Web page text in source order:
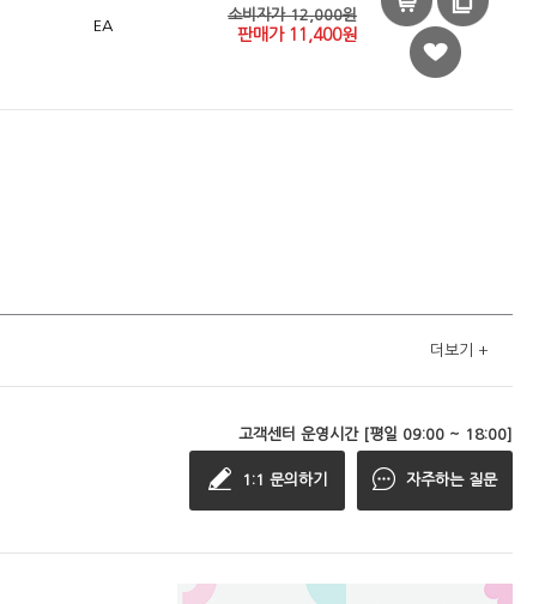
EA
소비자가 12,000원
판매가 11,400원
더보기 +
고객센터 운영시간 [평일 09:00 ~ 18:00]
1:1 문의하기 자주하는 질문